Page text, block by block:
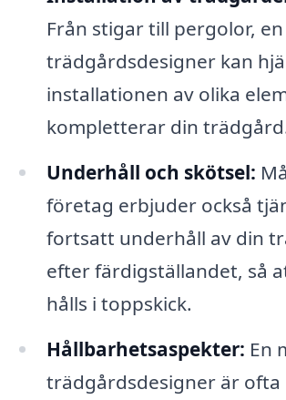
Från stigar till pergolor, en
trädgårdsdesigner kan
installationen av olika
kompletterar din
Underhåll och skötsel:
företag erbjuder också
fortsatt underhåll av din
efter färdigställandet, så
hålls i toppskick.
Hållbarhetsaspekter: En
trädgårdsdesigner är ofta